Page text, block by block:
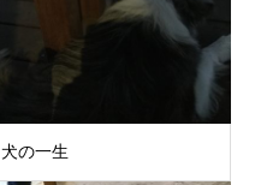
犬の一生